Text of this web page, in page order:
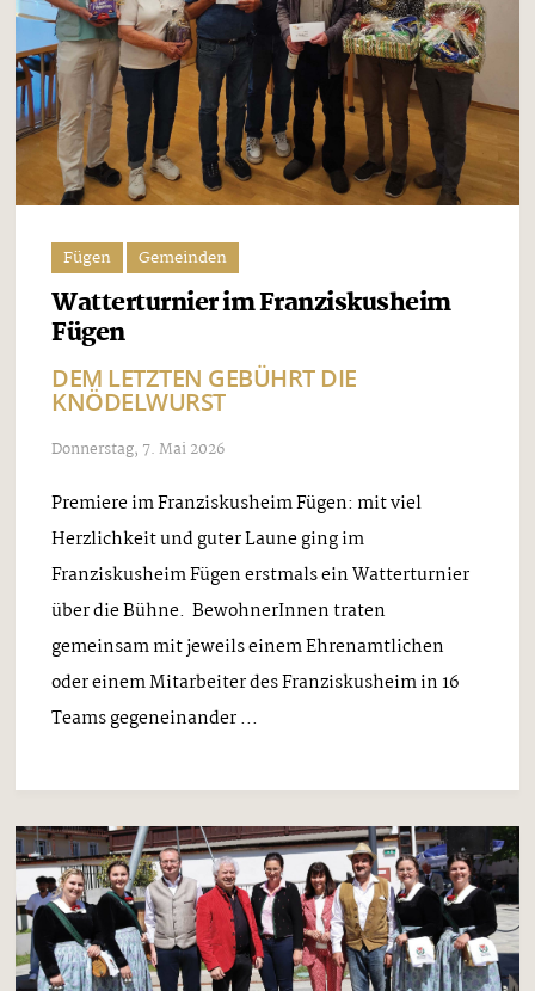
Fügen Gemeinden
Watterturnier im Franziskusheim
Fügen
DEM LETZTEN GEBÜHRT DIE
KNÖDELWURST
Donnerstag, 7. Mai 2026
Premiere im Franziskusheim Fügen: mit viel
Herzlichkeit und guter Laune ging im
Franziskusheim Fügen erstmals ein Watterturnier
über die Bühne. BewohnerInnen traten
gemeinsam mit jeweils einem Ehrenamtlichen
oder einem Mitarbeiter des Franziskusheim in 16
Teams gegeneinander ...